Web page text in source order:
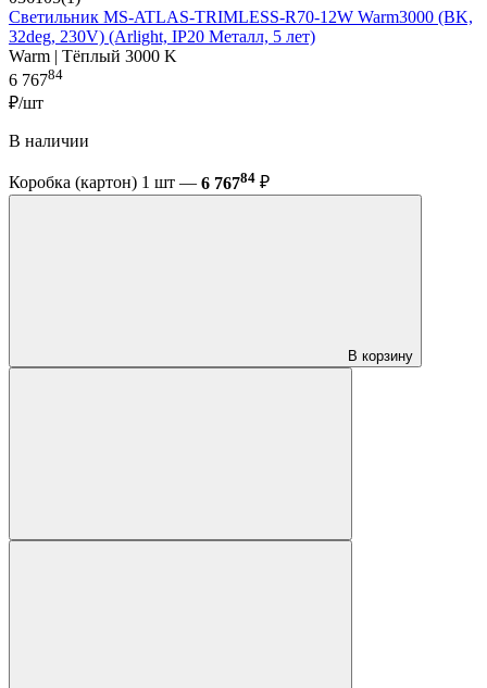
Светильник MS-ATLAS-TRIMLESS-R70-12W Warm3000 (BK,
32deg, 230V) (Arlight, IP20 Металл, 5 лет)
Warm | Тёплый 3000 K
6 76784
₽/шт
В наличии
Коробка (картон) 1 шт — 6 76784 ₽
В корзину